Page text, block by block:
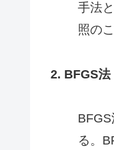
手法
照のこ
2. BFGS
る。